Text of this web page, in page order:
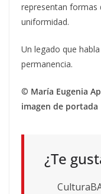
representan formas
uniformidad.
Un legado que
permanencia.
© María Eugenia
imagen de portada
¿Te